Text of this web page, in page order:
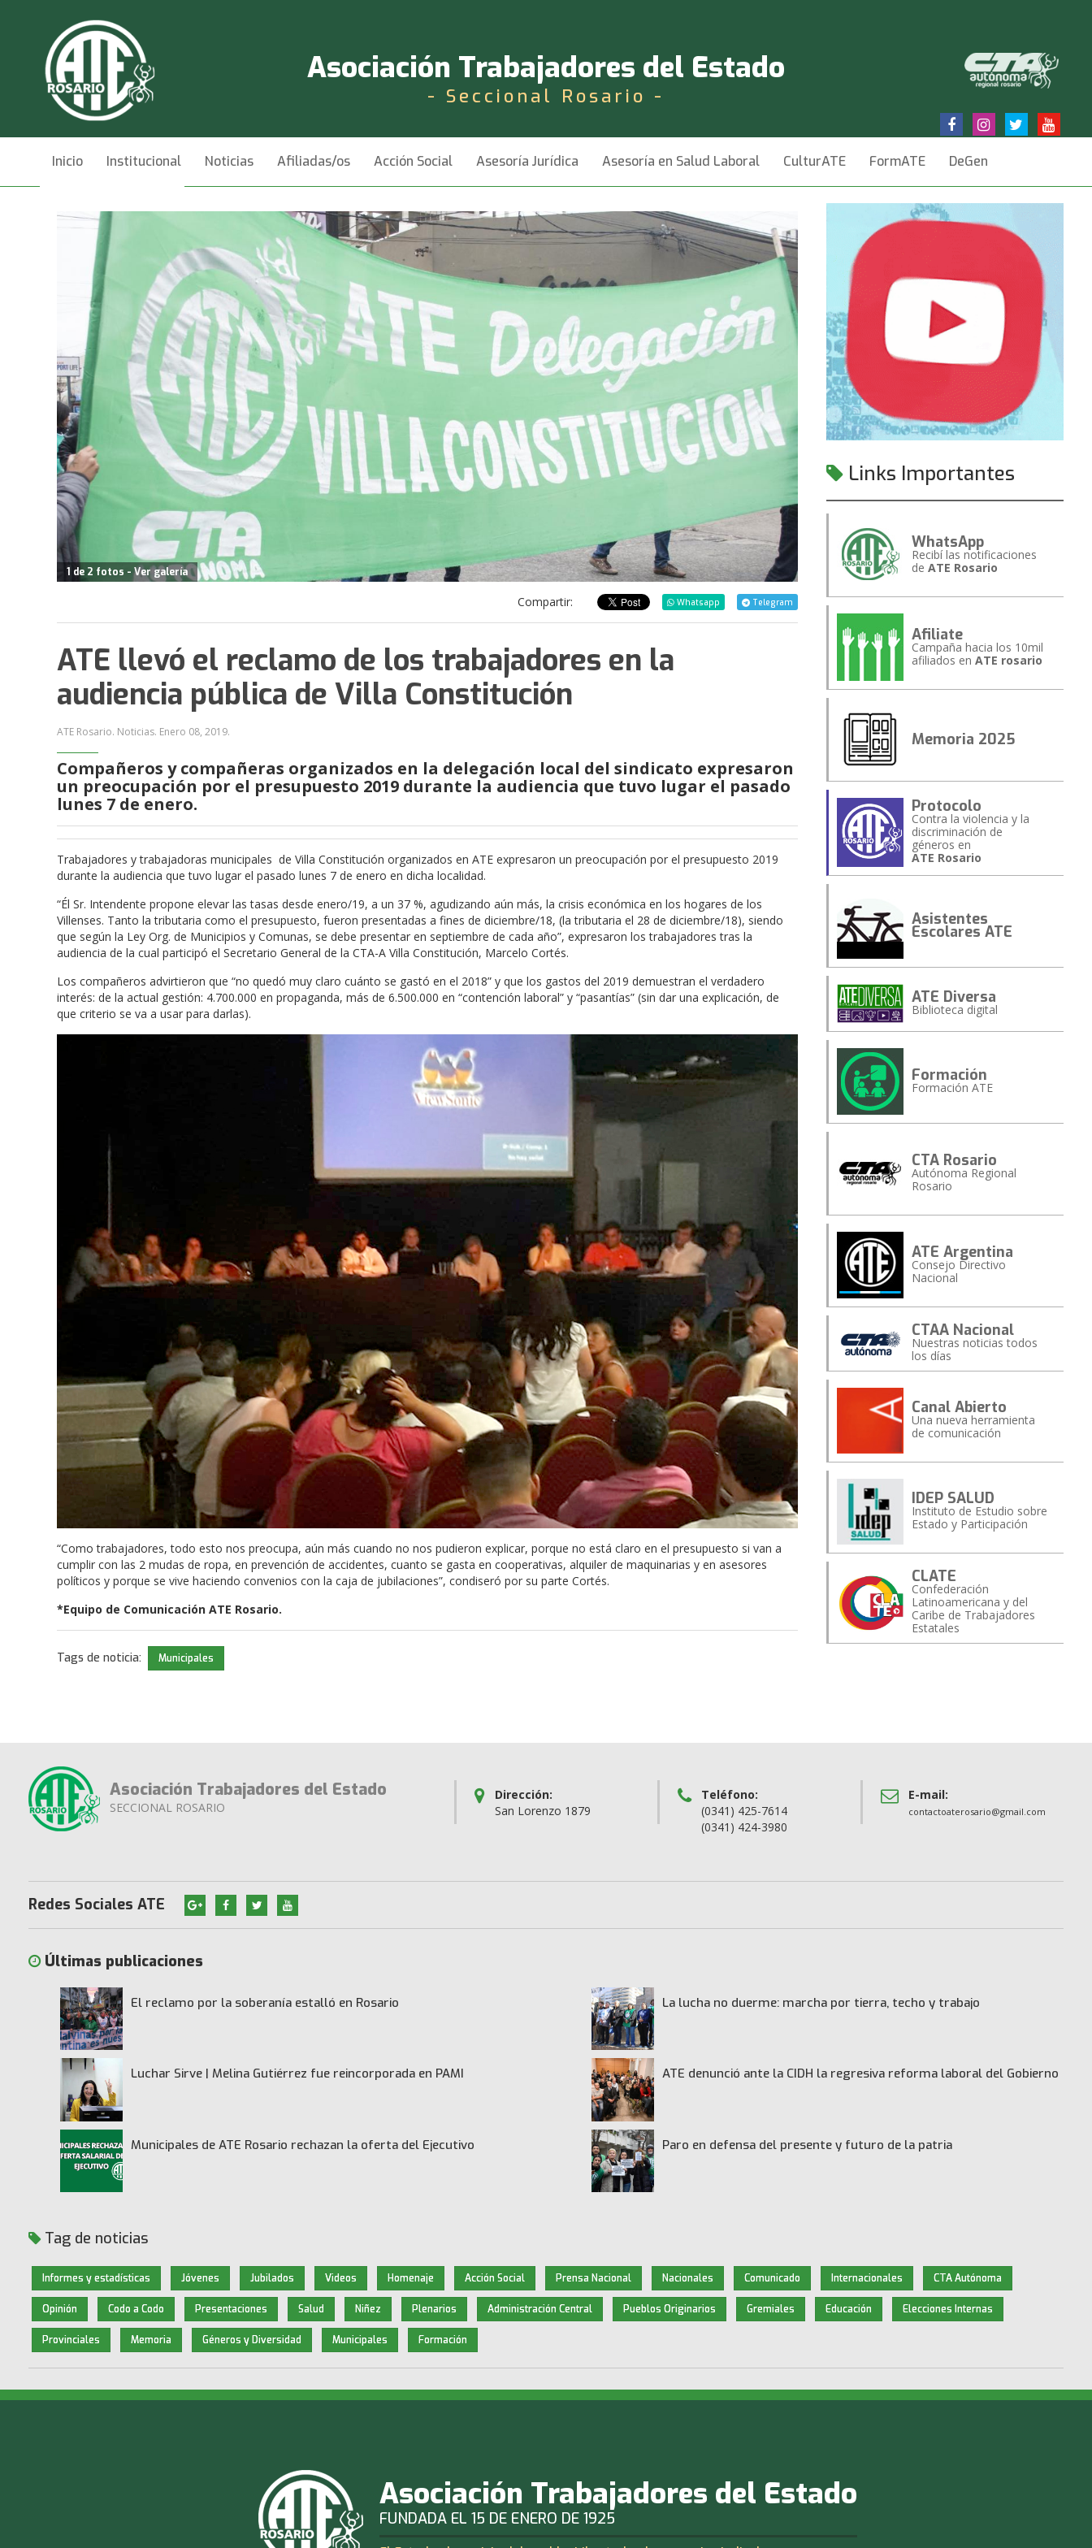
Asociación Trabajadores del Estado
- Seccional Rosario -
Inicio Institucional Noticias Afiliadas/os Acción Social Asesoría Jurídica Asesoría en Salud Laboral CulturATE FormATE DeGen
Contacto
1 de 2 fotos - Ver galería
Telegram
Whatsapp
Compartir:
ATE llevó el reclamo de los trabajadores en la
audiencia pública de Villa Constitución
ATE Rosario. Noticias. Enero 08, 2019.
Compañeros y compañeras organizados en la delegación local del sindicato expresaron
un preocupación por el presupuesto 2019 durante la audiencia que tuvo lugar el pasado
lunes 7 de enero.
Trabajadores y trabajadoras municipales de Villa Constitución organizados en ATE expresaron un preocupación por el presupuesto 2019
durante la audiencia que tuvo lugar el pasado lunes 7 de enero en dicha localidad.
“Él Sr. Intendente propone elevar las tasas desde enero/19, a un 37 %, agudizando aún más, la crisis económica en los hogares de los
Villenses. Tanto la tributaria como el presupuesto, fueron presentadas a fines de diciembre/18, (la tributaria el 28 de diciembre/18), siendo
que según la Ley Org. de Municipios y Comunas, se debe presentar en septiembre de cada año”, expresaron los trabajadores tras la
audiencia de la cual participó el Secretario General de la CTA-A Villa Constitución, Marcelo Cortés.
Los compañeros advirtieron que “no quedó muy claro cuánto se gastó en el 2018” y que los gastos del 2019 demuestran el verdadero
interés: de la actual gestión: 4.700.000 en propaganda, más de 6.500.000 en “contención laboral” y “pasantías” (sin dar una explicación, de
que criterio se va a usar para darlas).
“Como trabajadores, todo esto nos preocupa, aún más cuando no nos pudieron explicar, porque no está claro en el presupuesto si van a
cumplir con las 2 mudas de ropa, en prevención de accidentes, cuanto se gasta en cooperativas, alquiler de maquinarias y en asesores
políticos y porque se vive haciendo convenios con la caja de jubilaciones”, condiseró por su parte Cortés.
*Equipo de Comunicación ATE Rosario.
Tags de noticia: Municipales
Links Importantes
WhatsApp
Recibí las notificaciones
de ATE Rosario
Afiliate
Campaña hacia los 10mil
afiliados en ATE rosario
Memoria 2025
Protocolo
Contra la violencia y la
discriminación de
géneros en
ATE Rosario
Asistentes
Escolares ATE
ATE Diversa
Biblioteca digital
Formación
Formación ATE
CTA Rosario
Autónoma Regional
Rosario
ATE Argentina
Consejo Directivo
Nacional
CTAA Nacional
Nuestras noticias todos
los días
Canal Abierto
Una nueva herramienta
de comunicación
IDEP SALUD
Instituto de Estudio sobre
Estado y Participación
CLATE
Confederación
Latinoamericana y del
Caribe de Trabajadores
Estatales
Asociación Trabajadores del Estado
SECCIONAL ROSARIO
Dirección:
San Lorenzo 1879
Teléfono:
(0341) 425-7614
(0341) 424-3980
E-mail:
contactoaterosario@gmail.com
Redes Sociales ATE
Últimas publicaciones
El reclamo por la soberanía estalló en Rosario La lucha no duerme: marcha por tierra, techo y trabajo
Luchar Sirve | Melina Gutiérrez fue reincorporada en PAMI ATE denunció ante la CIDH la regresiva reforma laboral del Gobierno
Municipales de ATE Rosario rechazan la oferta del Ejecutivo Paro en defensa del presente y futuro de la patria
Tag de noticias
Informes y estadísticas Jóvenes Jubilados Videos Homenaje Acción Social Prensa Nacional Nacionales Comunicado Internacionales CTA Autónoma
Opinión Codo a Codo Presentaciones Salud Niñez Plenarios Administración Central Pueblos Originarios Gremiales Educación Elecciones Internas
Provinciales Memoria Géneros y Diversidad Municipales Formación
Asociación Trabajadores del Estado
FUNDADA EL 15 DE ENERO DE 1925